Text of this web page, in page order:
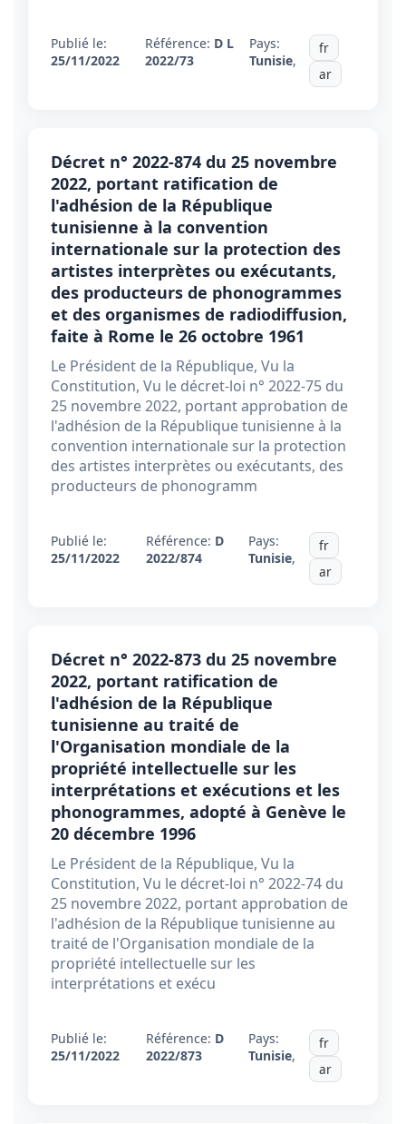
Publié le:
25/11/2022
Référence: D L
2022/73
Pays:
Tunisie,
fr
ar
Décret n° 2022-874 du 25 novembre
2022, portant ratification de
l'adhésion de la République
tunisienne à la convention
internationale sur la protection des
artistes interprètes ou exécutants,
des producteurs de phonogrammes
et des organismes de radiodiffusion,
faite à Rome le 26 octobre 1961
Le Président de la République, Vu la
Constitution, Vu le décret-loi n° 2022-75 du
25 novembre 2022, portant approbation de
l'adhésion de la République tunisienne à la
convention internationale sur la protection
des artistes interprètes ou exécutants, des
producteurs de phonogramm
Publié le:
25/11/2022
Référence: D
2022/874
Pays:
Tunisie,
fr
ar
Décret n° 2022-873 du 25 novembre
2022, portant ratification de
l'adhésion de la République
tunisienne au traité de
l'Organisation mondiale de la
propriété intellectuelle sur les
interprétations et exécutions et les
phonogrammes, adopté à Genève le
20 décembre 1996
Le Président de la République, Vu la
Constitution, Vu le décret-loi n° 2022-74 du
25 novembre 2022, portant approbation de
l'adhésion de la République tunisienne au
traité de l'Organisation mondiale de la
propriété intellectuelle sur les
interprétations et exécu
Publié le:
25/11/2022
Référence: D
2022/873
Pays:
Tunisie,
fr
ar